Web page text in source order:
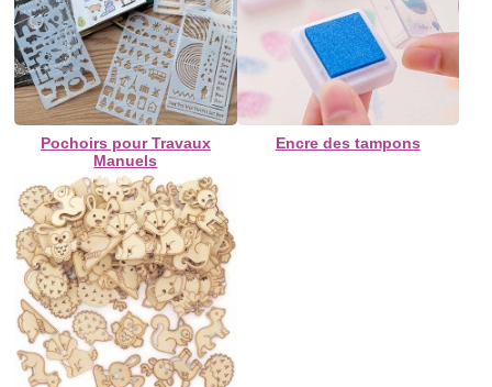
Pochoirs pour Travaux
Manuels
Encre des tampons